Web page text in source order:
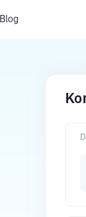
Blog